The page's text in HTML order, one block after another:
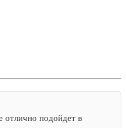
отлично подойдет в